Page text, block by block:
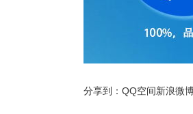
分享到： QQ空间新浪微